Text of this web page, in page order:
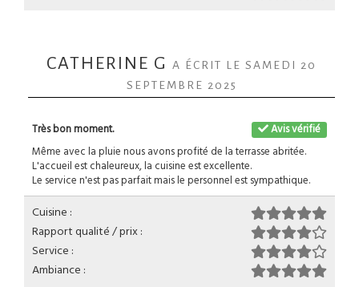
CATHERINE G
A ÉCRIT LE SAMEDI 20
SEPTEMBRE 2025
Avis vérifié
Très bon moment.
Même avec la pluie nous avons profité de la terrasse abritée.
L'accueil est chaleureux, la cuisine est excellente.
Le service n'est pas parfait mais le personnel est sympathique.
Cuisine :
Rapport qualité / prix :
Service :
Ambiance :